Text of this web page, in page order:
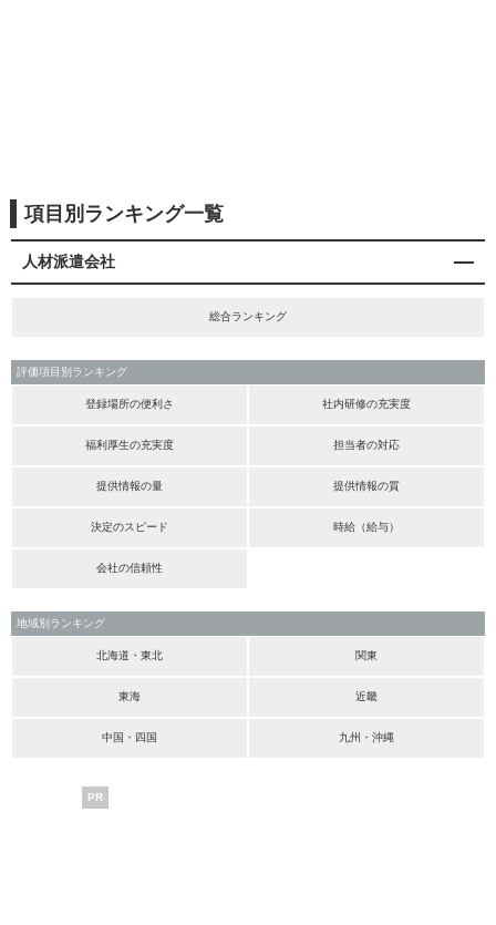
項目別ランキング一覧
人材派遣会社
総合ランキング
評価項目別ランキング
登録場所の便利さ 社内研修の充実度
福利厚生の充実度 担当者の対応
提供情報の量 提供情報の質
決定のスピード 時給（給与）
会社の信頼性
地域別ランキング
北海道・東北 関東
東海 近畿
中国・四国 九州・沖縄
PR